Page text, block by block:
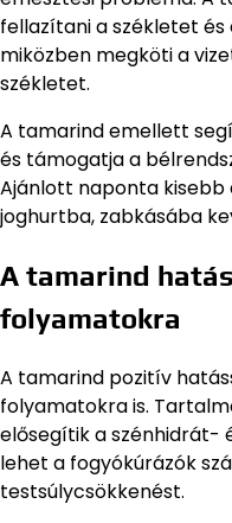
fellazítani a székletet
miközben megköti a
székletet.
A tamarind emellett
és támogatja a
Ajánlott naponta kisebb
joghurtba, zabkásába
A tamarind
folyamatokra
A tamarind pozitív
folyamatokra is.
elősegítik a szénhidrát-
lehet a fogyókúrázók
testsúlycsökkenést.